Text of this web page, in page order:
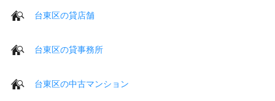
台東区の貸店舗
台東区の貸事務所
台東区の中古マンション